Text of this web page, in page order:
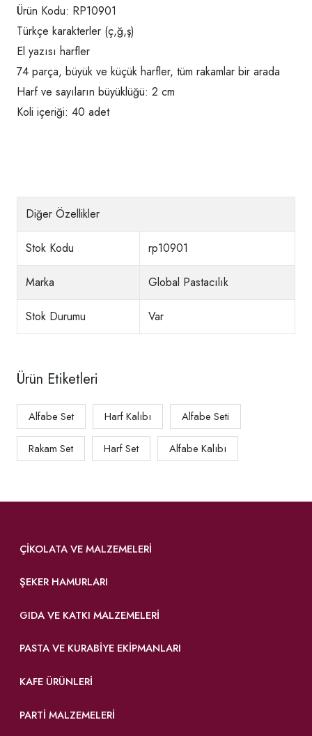
Ürün Kodu: RP10901
Türkçe karakterler (ç,ğ,ş)
El yazısı harfler
74 parça, büyük ve küçük harfler, tüm rakamlar bir arada
Harf ve sayıların büyüklüğü: 2 cm
Koli içeriği: 40 adet
Diğer Özellikler
Stok Kodu rp10901
Marka Global Pastacılık
Stok Durumu Var
Ürün Etiketleri
Alfabe Set Harf Kalıbı Alfabe Seti
Rakam Set Harf Set Alfabe Kalıbı
ÇIKOLATA VE MALZEMELERI
ŞEKER HAMURLARI
GIDA VE KATKI MALZEMELERI
PASTA VE KURABIYE EKIPMANLARI
KAFE ÜRÜNLERI
PARTI MALZEMELERI